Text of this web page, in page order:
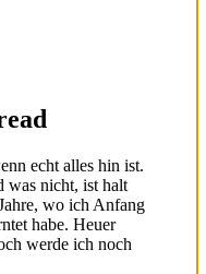
echt alles hin ist.
was nicht, ist halt
wo ich Anfang
habe. Heuer
werde ich noch